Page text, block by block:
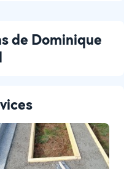
de Dominique